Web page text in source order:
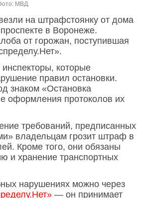
МВД.
на штрафстоянку от дома
в Воронеже.
от горожан, поступившая
которые
правил остановки.
знаком «Остановка
оформления протоколов их
требований, предписанных
владельцам грозит штраф в
Кроме того, они обязаны
и хранение транспортных
нарушениях можно через
— он принимает